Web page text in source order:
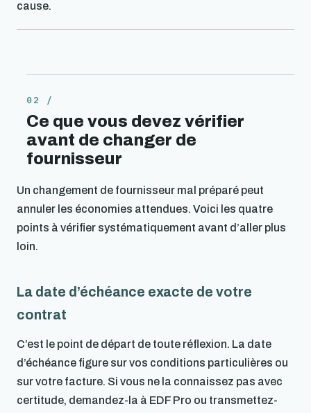
cause.
Ce que vous devez vérifier
avant de changer de
fournisseur
Un changement de fournisseur mal préparé peut
annuler les économies attendues. Voici les quatre
points à vérifier systématiquement avant d’aller plus
loin.
La date d’échéance exacte de votre
contrat
C’est le point de départ de toute réflexion. La date
d’échéance figure sur vos conditions particulières ou
sur votre facture. Si vous ne la connaissez pas avec
certitude, demandez-la à EDF Pro ou transmettez-